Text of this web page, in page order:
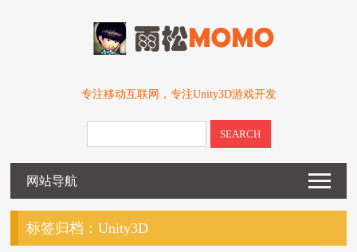
专注移动互联网，专注Unity3D游戏开发
SEARCH
网站导航
标签归档：Unity3D